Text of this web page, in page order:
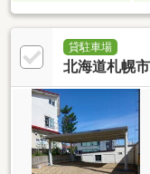
貸駐車場
北海道札幌